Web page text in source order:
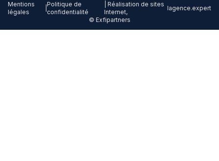
© Exfipartners
Mentions
légales
Politique de
confidentialité
| Réalisation de sites
Internet,
lagence.expert